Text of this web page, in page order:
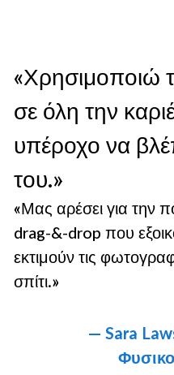
«Χρησιμοποιώ
σε όλη την
υπέροχο να
του.»
«Μας αρέσει για την
drag-&-drop που
εκτιμούν τις
σπίτι.»
— Sara